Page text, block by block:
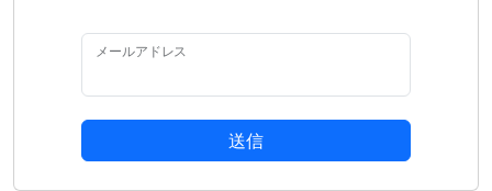
メールアドレス
送信